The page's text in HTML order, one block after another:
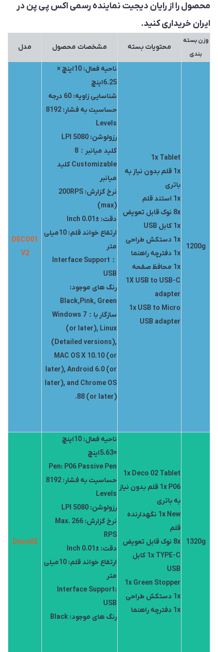
محصول را از رایان دیجیت نماینده رسمی اکس پی پن در
ایران خریداری کنید.
وزن بسته
بندی
محتویات بسته مشخصات محصول مدل
1200g
1x Tablet
1x قلم بدون نیاز به
باتری
1x استند قلم
8x نوک قابل تعویض
1x کابل USB
1x دستکش طراحی
1x دفترچه راهنما
1x محافظ صفحه
1X USB to USB-C
adapter
1x USB to Micro
USB adapter
ناحیه فعال: 10اینچ ×
6.25اینچ
شناسایی زاویه: 60 درجه
حساسیت به فشار: 8192
Levels
رزولوشن: 5080 LPI
کلید میانبر：8
Customizable کلید
میانبر
نرخ گزارش: 200RPS
(max)
دقت: ±0.01 Inch
ارتفاع خواند قلم: 10میلی
متر
Interface Support：
USB
رنگ های موجود:
Black,Pink, Green
سازگار با：Windows 7
(or later), Linux
(Detailed versions),
MAC OS X 10.10 (or
later), Android 6.0 (or
later), and Chrome OS
88 (or later).
DECO01
V2
1320g
1x Deco 02 Tablet
1x P06 قلم بدون نیاز
به باتری
1x New نگهدارنده
قلم
8x نوک قابل تعویض
1x TYPE-C کابل
USB
1x Green Stopper
1x دستکش طراحی
1x دفترچه راهنما
ناحیه فعال: 10اینچ
×5.63اینچ
Pen: P06 Passive Pen
حساسیت به فشار: 8192
Levels
رزولوشن: 5080 LPI
نرخ گزارش: Max. 266
RPS
دقت: ±0.01 Inch
ارتفاع خواند قلم: 10میلی
متر
Interface Support:
USB
رنگ های موجود: Black
Deco02